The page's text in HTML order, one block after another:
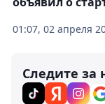
01:07, 02 апреля
Следите за